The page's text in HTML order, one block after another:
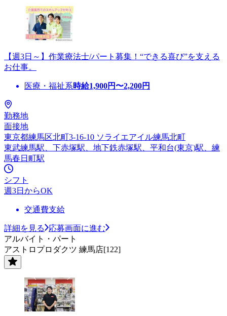
【週3日～】作業療法士/パート募集！“できる喜び”を支える
お仕事。
医療・福祉系時給1,900円〜2,200円
勤務地
面接地
東京都練馬区北町3-16-10 ソライエアイル練馬北町
東武練馬駅、下赤塚駅、地下鉄赤塚駅、平和台(東京)駅、練
馬春日町駅
シフト
週3日からOK
交通費支給
詳細を見る
応募画面に進む
アルバイト・パート
アストロプロダクツ 練馬店[122]